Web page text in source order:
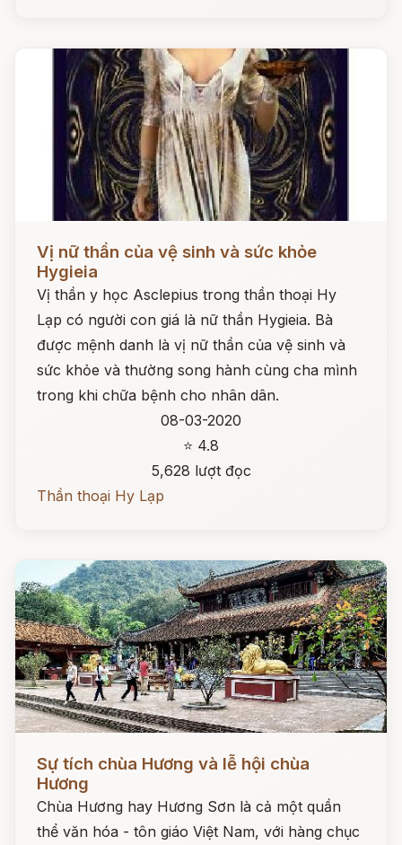
Vị nữ thần của vệ sinh và sức khỏe
Hygieia
Vị thần y học Asclepius trong thần thoại Hy
Lạp có người con giá là nữ thần Hygieia. Bà
được mệnh danh là vị nữ thần của vệ sinh và
sức khỏe và thường song hành cùng cha mình
trong khi chữa bệnh cho nhân dân.
08-03-2020
⭐ 4.8
5,628 lượt đọc
Thần thoại Hy Lạp
Sự tích chùa Hương và lễ hội chùa
Hương
Chùa Hương hay Hương Sơn là cả một quần
thể văn hóa - tôn giáo Việt Nam, với hàng chục